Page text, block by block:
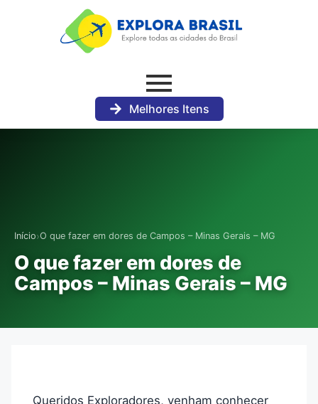
Melhores Itens
Início›O que fazer em dores de Campos – Minas Gerais – MG
O que fazer em dores de
Campos – Minas Gerais – MG
Queridos Exploradores, venham conhecer